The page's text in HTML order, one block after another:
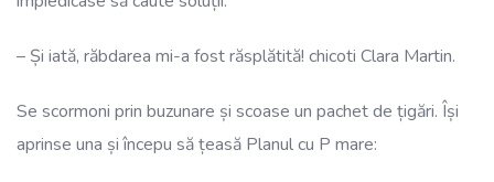
– Și iată, răbdarea mi-a fost răsplătită! chicoti Clara Martin.
Se scormoni prin buzunare și scoase un pachet de țigări. Își
aprinse una și începu să țeasă Planul cu P mare: